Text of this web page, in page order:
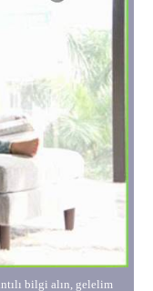
bilgi alın, gelelim